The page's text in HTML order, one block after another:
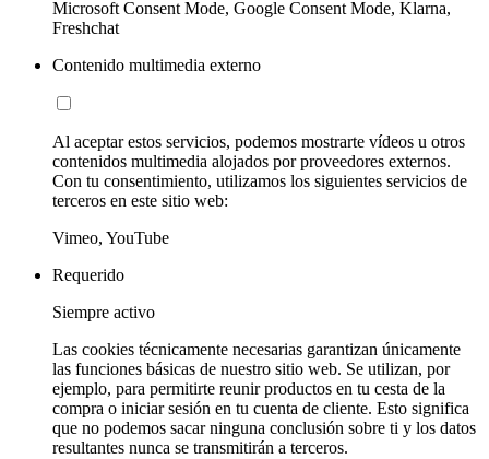
Microsoft Consent Mode, Google Consent Mode, Klarna,
Freshchat
Contenido multimedia externo
Al aceptar estos servicios, podemos mostrarte vídeos u otros
contenidos multimedia alojados por proveedores externos.
Con tu consentimiento, utilizamos los siguientes servicios de
terceros en este sitio web:
Vimeo, YouTube
Requerido
Siempre activo
Las cookies técnicamente necesarias garantizan únicamente
las funciones básicas de nuestro sitio web. Se utilizan, por
ejemplo, para permitirte reunir productos en tu cesta de la
compra o iniciar sesión en tu cuenta de cliente. Esto significa
que no podemos sacar ninguna conclusión sobre ti y los datos
resultantes nunca se transmitirán a terceros.